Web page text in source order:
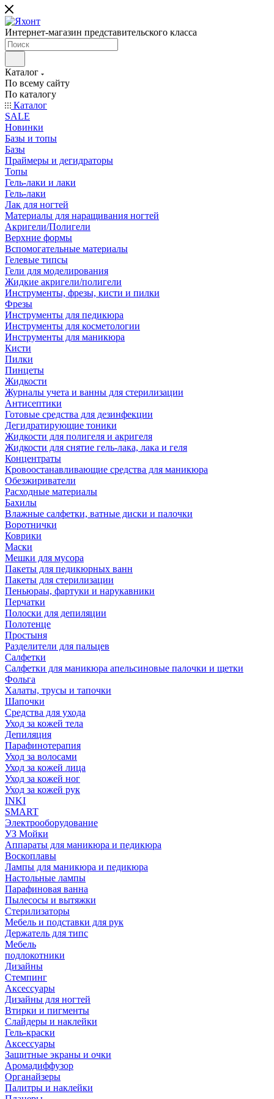
Интернет-магазин представительского класса
Каталог
По всему сайту
По каталогу
Каталог
SALE
Новинки
Базы и топы
Базы
Праймеры и дегидраторы
Топы
Гель-лаки и лаки
Гель-лаки
Лак для ногтей
Материалы для наращивания ногтей
Акригели/Полигели
Верхние формы
Вспомогательные материалы
Гелевые типсы
Гели для моделирования
Жидкие акригели/полигели
Инструменты, фрезы, кисти и пилки
Фрезы
Инструменты для педикюра
Инструменты для косметологии
Инструменты для маникюра
Кисти
Пилки
Пинцеты
Жидкости
Журналы учета и ванны для стерилизации
Антисептики
Готовые средства для дезинфекции
Дегидратирующие тоники
Жидкости для полигеля и акригеля
Жидкости для снятие гель-лака, лака и геля
Концентраты
Кровоостанавливающие средства для маникюра
Обезжириватели
Расходные материалы
Бахилы
Влажные салфетки, ватные диски и палочки
Воротнички
Коврики
Маски
Мешки для мусора
Пакеты для педикюрных ванн
Пакеты для стерилизации
Пеньюраы, фартуки и нарукавники
Перчатки
Полоски для депиляции
Полотенце
Простыня
Разделители для пальцев
Салфетки
Салфетки для маникюра апельсиновые палочки и щетки
Фольга
Халаты, трусы и тапочки
Шапочки
Средства для ухода
Уход за кожей тела
Депиляция
Парафинотерапия
Уход за волосами
Уход за кожей лица
Уход за кожей ног
Уход за кожей рук
INKI
SMART
Электрооборудование
УЗ Мойки
Аппараты для маникюра и педикюра
Воскоплавы
Лампы для маникюра и педикюра
Настольные лампы
Парафиновая ванна
Пылесосы и вытяжки
Стерилизаторы
Мебель и подставки для рук
Держатель для типс
Мебель
подлокотники
Дизайны
Стемпинг
Аксессуары
Дизайны для ногтей
Втирки и пигменты
Слайдеры и наклейки
Гель-краски
Аксессуары
Защитные экраны и очки
Аромадиффузор
Органайзеры
Палитры и наклейки